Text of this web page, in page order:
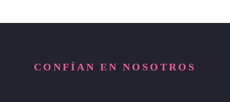
CONFÍAN EN NOSOTROS